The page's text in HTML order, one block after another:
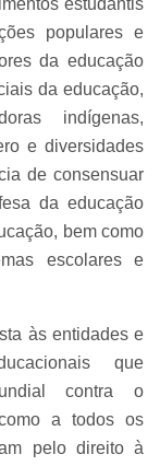
populares e
da educação
da educação,
indígenas,
e diversidades
de consensuar
da educação
bem como
escolares e
às entidades e
que
contra o
a todos os
pelo direito à